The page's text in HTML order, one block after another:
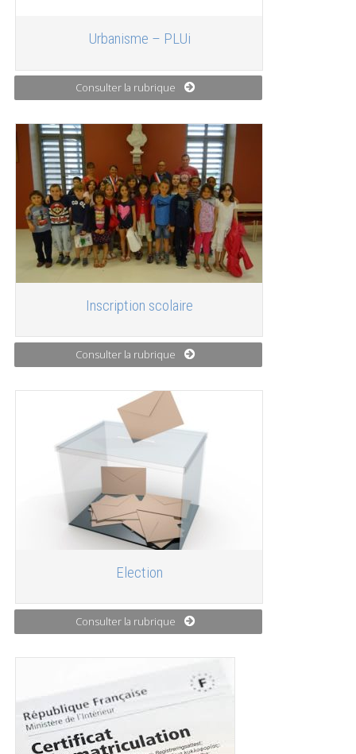
Urbanisme – PLUi
Consulter la rubrique
Inscription scolaire
Consulter la rubrique
Election
Consulter la rubrique